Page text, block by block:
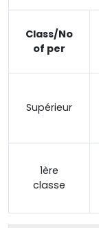
Class/No
of per
Supérieur
1ère
classe